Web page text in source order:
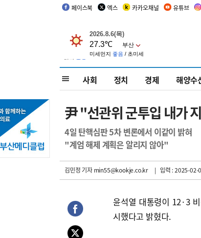
페이스북 엑스 카카오채널 유튜브
사회 정치 경제 해양수
尹 "선관위 군투입 내가
4일 탄핵심판 5차 변론에서 이같이 밝혀
"계엄 해제 계획은 알리지 않아"
김민정 기자min55@kookje.co.kr | 입력 : 2025-02-
윤석열 대통령이 12·3
시했다고 밝혔다.